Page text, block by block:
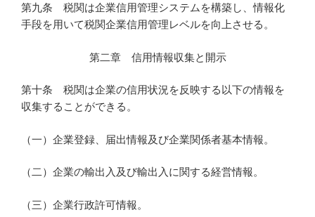
第九条 税関は企業信用管理システムを構築し、情報化
手段を用いて税関企業信用管理レベルを向上させる。
第二章 信用情報収集と開示
第十条 税関は企業の信用状況を反映する以下の情報を
収集することができる。
（一）企業登録、届出情報及び企業関係者基本情報。
（二）企業の輸出入及び輸出入に関する経営情報。
（三）企業行政許可情報。